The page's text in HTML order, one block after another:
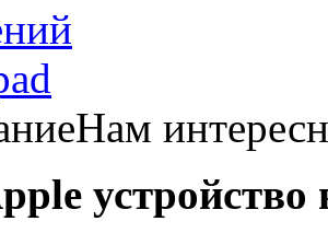
Нам
устройство